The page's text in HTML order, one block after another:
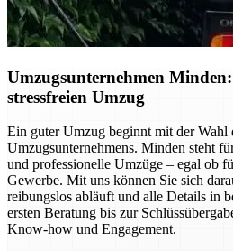
Umzugsunternehmen
stressfreien Umzug
Ein guter Umzug beginnt mit der Wahl
Umzugsunternehmens. Minden steht
und professionelle Umzüge – egal ob
Gewerbe. Mit uns können Sie sich
reibungslos abläuft und alle Details in
ersten Beratung bis zur
Know-how und Engagement.